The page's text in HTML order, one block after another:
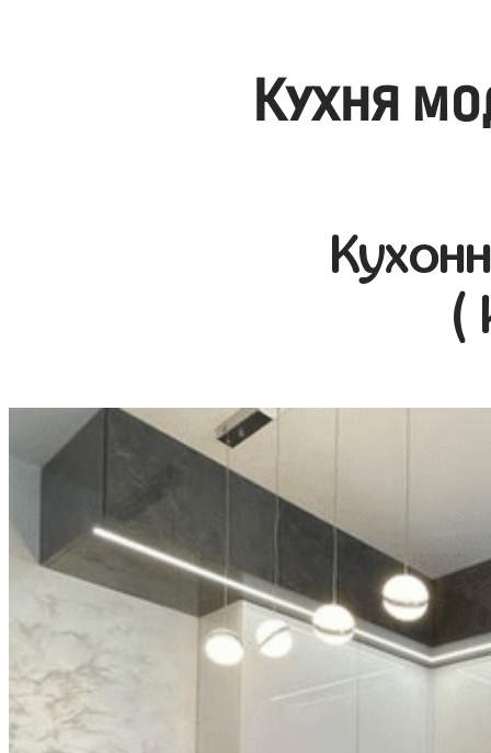
Кухня
(